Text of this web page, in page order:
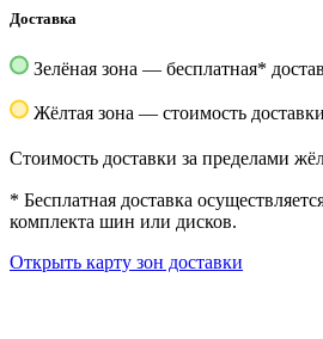
Доставка
Зелёная зона — бесплатная*
Жёлтая зона — стоимость
Стоимость доставки за пределами
* Бесплатная доставка
комплекта шин или дисков.
Открыть карту зон доставки